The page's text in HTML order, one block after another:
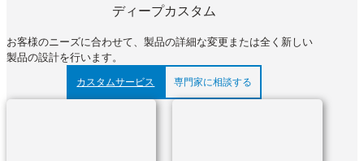
ディープカスタム
お客様のニーズに合わせて、製品の詳細な変更または全く新しい
製品の設計を行います。
カスタムサービス 専門家に相談する